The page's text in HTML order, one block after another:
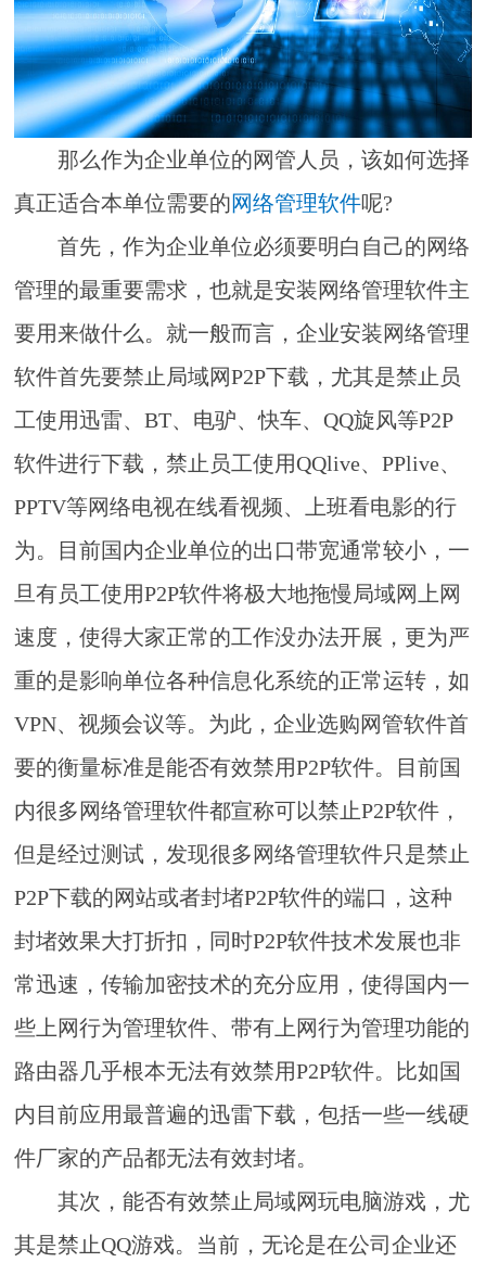
那么作为企业单位的网管人员，该如何选择
真正适合本单位需要的网络管理软件呢?
首先，作为企业单位必须要明白自己的网络
管理的最重要需求，也就是安装网络管理软件主
要用来做什么。就一般而言，企业安装网络管理
软件首先要禁止局域网P2P下载，尤其是禁止员
工使用迅雷、BT、电驴、快车、QQ旋风等P2P
软件进行下载，禁止员工使用QQlive、PPlive、
PPTV等网络电视在线看视频、上班看电影的行
为。目前国内企业单位的出口带宽通常较小，一
旦有员工使用P2P软件将极大地拖慢局域网上网
速度，使得大家正常的工作没办法开展，更为严
重的是影响单位各种信息化系统的正常运转，如
VPN、视频会议等。为此，企业选购网管软件首
要的衡量标准是能否有效禁用P2P软件。目前国
内很多网络管理软件都宣称可以禁止P2P软件，
但是经过测试，发现很多网络管理软件只是禁止
P2P下载的网站或者封堵P2P软件的端口，这种
封堵效果大打折扣，同时P2P软件技术发展也非
常迅速，传输加密技术的充分应用，使得国内一
些上网行为管理软件、带有上网行为管理功能的
路由器几乎根本无法有效禁用P2P软件。比如国
内目前应用最普遍的迅雷下载，包括一些一线硬
件厂家的产品都无法有效封堵。
其次，能否有效禁止局域网玩电脑游戏，尤
其是禁止QQ游戏。当前，无论是在公司企业还